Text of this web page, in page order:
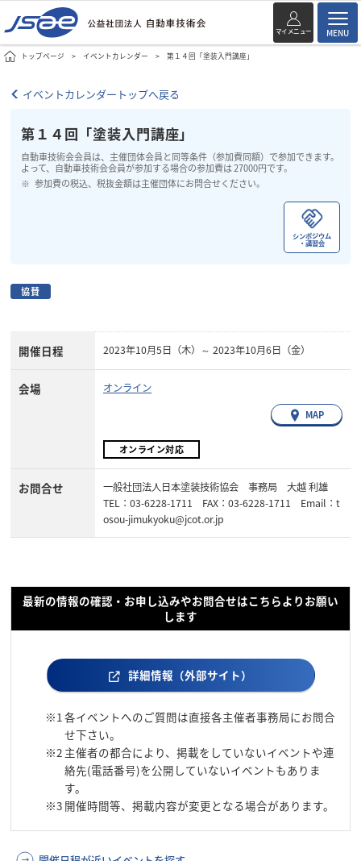
マイメニュー MENU
トップページ イベントカレンダー 第１４回「塗装入門講座」
イベントカレンダートップへ戻る
第１４回「塗装入門講座」
自動車技術会会員は、主催団体会員と同等条件（参加費同額）で参加できます。
よって、自動車技術会会員が参加する場合の参加費は 27000円です。
参加費の税込、税抜金額は主催団体にお問合せください。
シンポジウム
・講習会
協賛
開催日程 2023年10月5日（木）～ 2023年10月6日（金）
会場 オンライン
MAP
オンライン対応
お問合せ
一般社団法人日本塗装技術協会 事務局 大越 利雄
TEL：03-6228-1711 FAX：03-6228-1711 Email：t
osou-jimukyoku@jcot.or.jp
最新の情報の確認・お申し込みやお問合せはこちらよりお願い
します
詳細情報（外部サイト）
※1 各イベントへのご質問は直接各主催者事務局にお問合
せ下さい。
※2 主催者の都合により、掲載をしていないイベントや連
絡先(電話番号)を公開していないイベントもありま
す。
※3 開催時間等、掲載内容が変更となる場合があります。